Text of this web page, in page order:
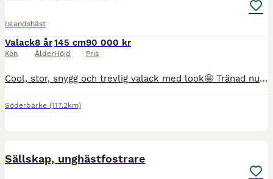
Islandshäst
Valack
Kön
8 år
Ålder
145 cm
Höjd
90 000 kr
Pris
Cool, stor, snygg och trevlig valack med look🤩 Tränad nu en månad av hippolog. F🏝️r kurser, tävling eller njuta av härliga turer i skogen med. 8 år, femgångare, rids idag som fyrgångare. Tjo
Söderbärke (117.2km)
Sällskap, unghästfostrare